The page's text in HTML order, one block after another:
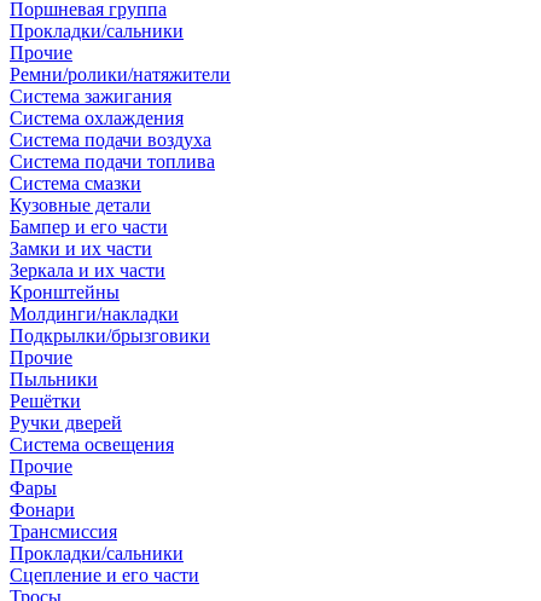
Поршневая группа
Прокладки/сальники
Прочие
Ремни/ролики/натяжители
Система зажигания
Система охлаждения
Система подачи воздуха
Система подачи топлива
Система смазки
Кузовные детали
Бампер и его части
Замки и их части
Зеркала и их части
Кронштейны
Молдинги/накладки
Подкрылки/брызговики
Прочие
Пыльники
Решётки
Ручки дверей
Система освещения
Прочие
Фары
Фонари
Трансмиссия
Прокладки/сальники
Сцепление и его части
Тросы